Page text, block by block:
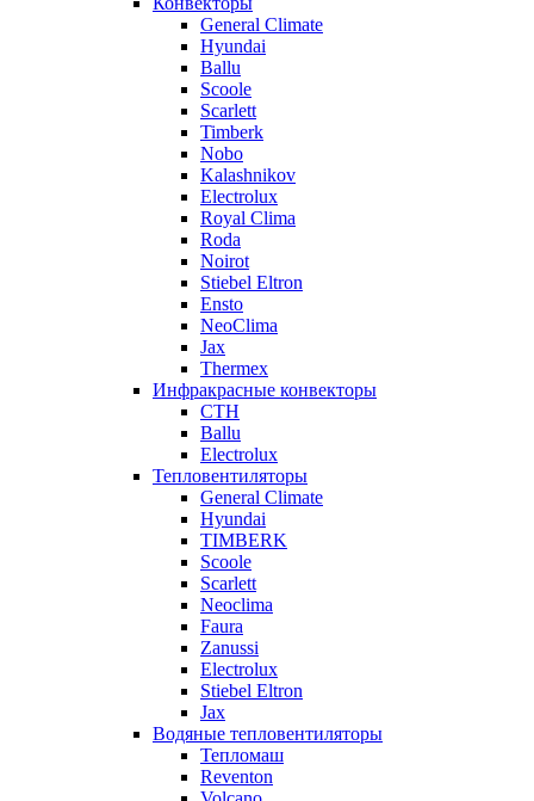
General Climate
Hyundai
Ballu
Scoole
Scarlett
Timberk
Nobo
Kalashnikov
Electrolux
Royal Clima
Roda
Noirot
Stiebel Eltron
Ensto
NeoClima
Jax
Thermex
Инфракрасные конвекторы
CTH
Ballu
Electrolux
Тепловентиляторы
General Climate
Hyundai
TIMBERK
Scoole
Scarlett
Neoclima
Faura
Zanussi
Electrolux
Stiebel Eltron
Jax
Водяные тепловентиляторы
Тепломаш
Reventon